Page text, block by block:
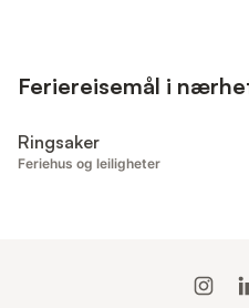
Feriereisemål i
Ringsaker
Feriehus og leiligheter